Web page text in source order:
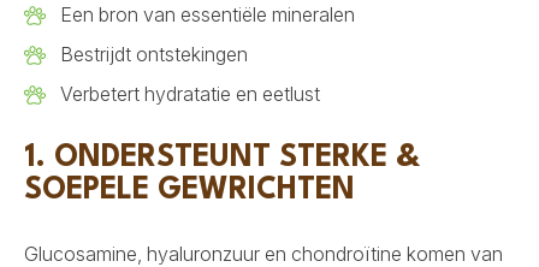
Een bron van essentiële mineralen
Bestrijdt ontstekingen
Verbetert hydratatie en eetlust
1. ONDERSTEUNT STERKE &
SOEPELE GEWRICHTEN
Glucosamine, hyaluronzuur en chondroïtine komen van